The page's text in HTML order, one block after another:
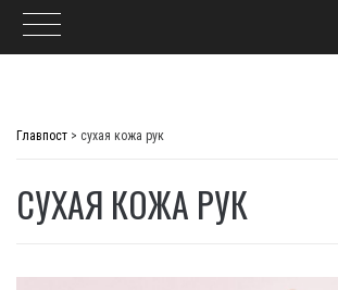
Главпост > сухая кожа рук
СУХАЯ КОЖА РУК